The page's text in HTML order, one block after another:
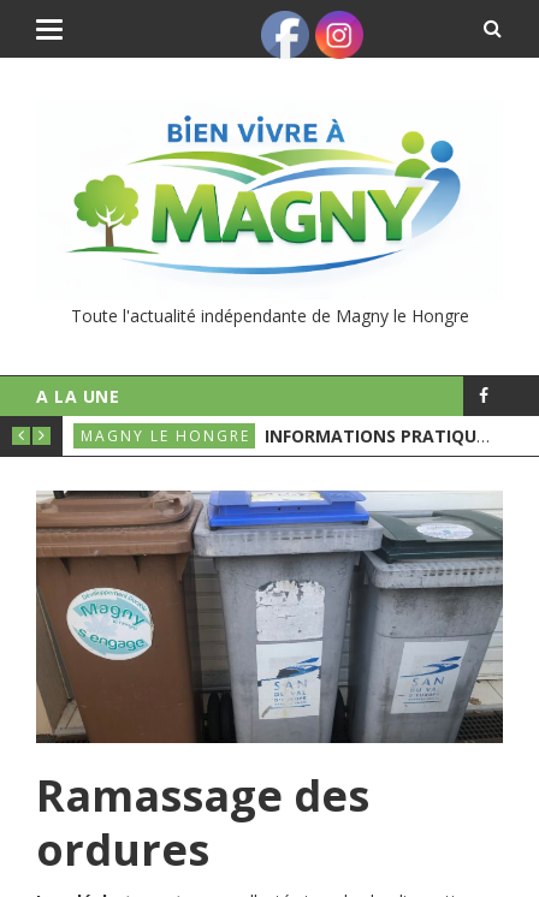
Toute l'actualité indépendante de Magny le Hongre
A LA UNE
MAGNY LE HONGRE INFORMATIONS PRATIQUES POUR LE 1ER TOURS DES ÉLECTIONS MUNICIPALES
Ramassage des
ordures